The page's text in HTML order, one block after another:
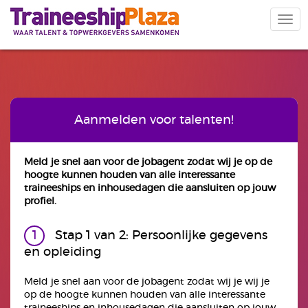
Overslaan
naar
Aanmelden voor talenten!
Meld je snel aan voor de jobagent zodat wij je op de
hoogte kunnen houden van alle interessante
traineeships en inhousedagen die aansluiten op jouw
profiel.
Stap 1 van 2: Persoonlijke gegevens
en opleiding
Meld je snel aan voor de jobagent zodat wij je wij je
op de hoogte kunnen houden van alle interessante